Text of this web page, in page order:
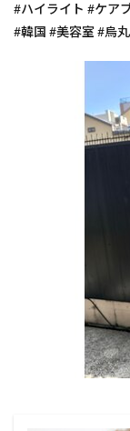
#ハイライト #ケア
#韓国 #美容室 #烏
シースルー
トリートメン
ハイライトカ